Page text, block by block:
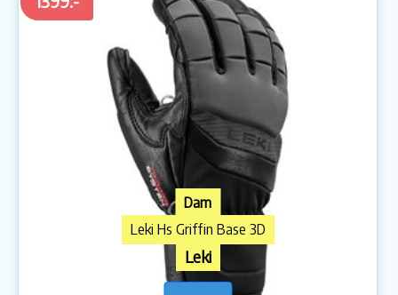
Dam
Leki Hs Griffin Base 3D
Leki